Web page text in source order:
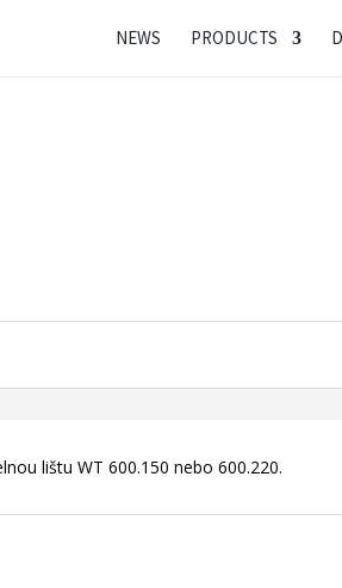
NEWS PRODUCTS
lištu WT 600.150 nebo 600.220.